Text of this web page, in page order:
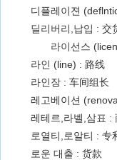
디플레이젼
딜리버리,납입 : 交
라이선스
라인 (line) : 路线
라인장 : 车间组长
레고베이션
레테르,라벨,삼표 :
로열티,로알티 : 专
로운 대출 : 货款